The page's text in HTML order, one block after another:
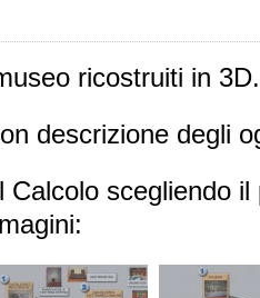
ricostruiti in 3D.
descrizione degli
Calcolo scegliendo